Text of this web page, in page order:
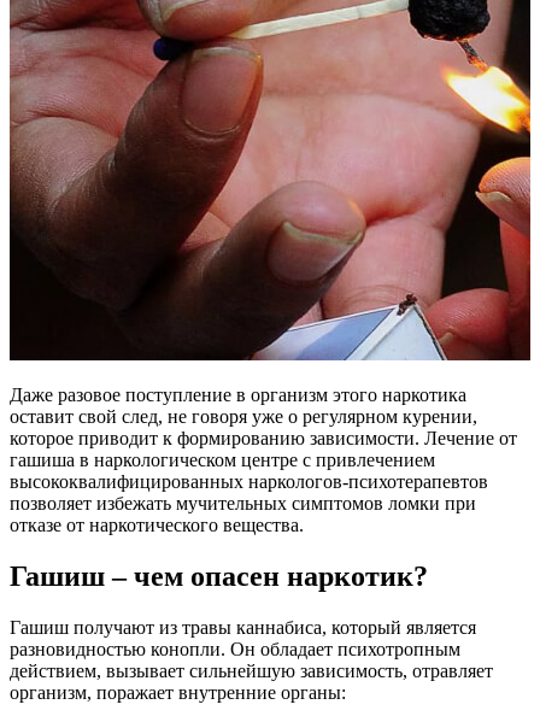
Даже разовое поступление в организм этого наркотика
оставит свой след, не говоря уже о регулярном курении,
которое приводит к формированию зависимости. Лечение от
гашиша в наркологическом центре с привлечением
высококвалифицированных наркологов-психотерапевтов
позволяет избежать мучительных симптомов ломки при
отказе от наркотического вещества.
Гашиш – чем опасен наркотик?
Гашиш получают из травы каннабиса, который является
разновидностью конопли. Он обладает психотропным
действием, вызывает сильнейшую зависимость, отравляет
организм, поражает внутренние органы: